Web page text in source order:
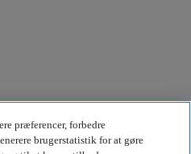
præferencer, forbedre
brugerstatistik for at gøre